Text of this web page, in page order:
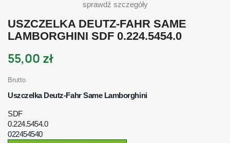
sprawdź szczegóły
USZCZELKA DEUTZ-FAHR SAME
LAMBORGHINI SDF 0.224.5454.0
55,00 zł
Brutto
Uszczelka Deutz-Fahr Same Lamborghini
SDF
0.224.5454.0
022454540